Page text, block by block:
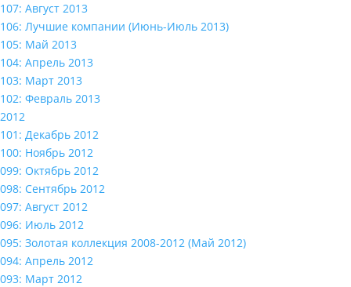
107: Август 2013
106: Лучшие компании (Июнь-Июль 2013)
105: Май 2013
104: Апрель 2013
103: Март 2013
102: Февраль 2013
2012
101: Декабрь 2012
100: Ноябрь 2012
099: Октябрь 2012
098: Сентябрь 2012
097: Август 2012
096: Июль 2012
095: Золотая коллекция 2008-2012 (Май 2012)
094: Апрель 2012
093: Март 2012